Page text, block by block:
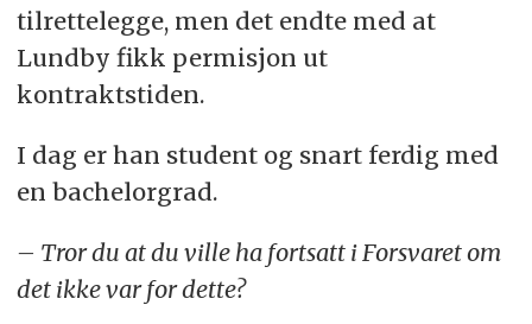
tilrettelegge, men det endte med at
Lundby fikk permisjon ut
kontraktstiden.
I dag er han student og snart ferdig med
en bachelorgrad.
– Tror du at du ville ha fortsatt i Forsvaret om
det ikke var for dette?